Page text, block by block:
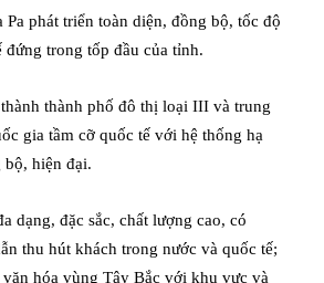
phát triển toàn diện, đồng bộ, tốc độ
trong tốp đầu của tỉnh.
thành phố đô thị loại III và trung
gia tầm cỡ quốc tế với hệ thống hạ
hiện đại.
dạng, đặc sắc, chất lượng cao, có
thu hút khách trong nước và quốc tế;
hóa vùng Tây Bắc với khu vực và